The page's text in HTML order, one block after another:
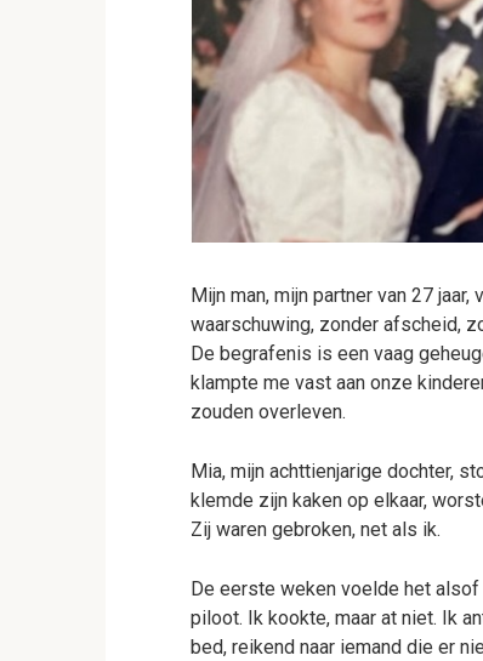
Mijn man, mijn partner van 27
waarschuwing, zonder afscheid,
De begrafenis is een vaag
klampte me vast aan onze
zouden overleven.
Mia, mijn achttienjarige dochter,
klemde zijn kaken op elkaar,
Zij waren gebroken, net als ik.
De eerste weken voelde het
piloot. Ik kookte, maar at niet. Ik
bed, reikend naar iemand die er